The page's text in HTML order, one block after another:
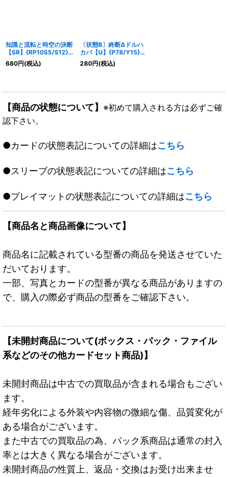
知識と流転と時空の決断
【SR】{RP10S5/S12}
《水》
680円(税込)
〔状態B〕終断Δドルハ
カバ【U】{P78/Y15}
《多》
280円(税込)
【商品の状態について】 ※初めて購入される方は必ずご確
認下さい。
●カードの状態表記についての詳細はこちら
●スリーブの状態表記についての詳細はこちら
●プレイマットの状態表記についての詳細はこちら
【商品名と商品画像について】
商品名に記載されている型番の商品を発送させていた
だいております。
一部、写真とカードの型番が異なる商品がありますの
で、購入の際必ず商品の型番をご確認下さい。
【未開封商品について(ボックス・パック・ファイル
系などのその他カードセット商品)】
未開封商品は中古での買取品が含まれる場合もござい
ます。
経年劣化による外装や内容物の微細な傷、品質変化が
ある場合がございます。
また中古での買取品の為、パック系商品は通常の封入
率とは大きく異なる場合がございます。
未開封商品の性質上、返品・交換はお受け出来ませ